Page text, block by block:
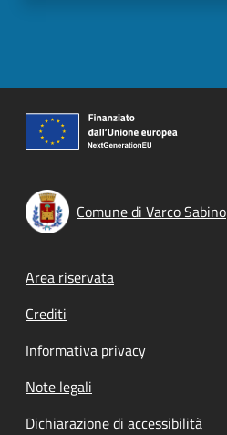
Comune di Varco Sabino
Footer menu
Area riservata
Crediti
Informativa privacy
Note legali
Dichiarazione di accessibilità